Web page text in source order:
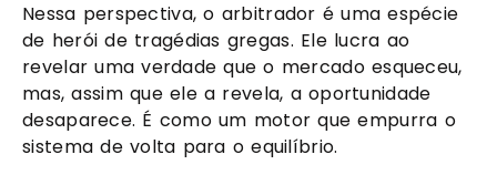
Nessa perspectiva, o arbitrador é uma espécie
de herói de tragédias gregas. Ele lucra ao
revelar uma verdade que o mercado esqueceu,
mas, assim que ele a revela, a oportunidade
desaparece. É como um motor que empurra o
sistema de volta para o equilíbrio.